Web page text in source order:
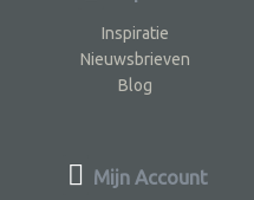
Inspiratie
Nieuwsbrieven
Blog
Mijn Account